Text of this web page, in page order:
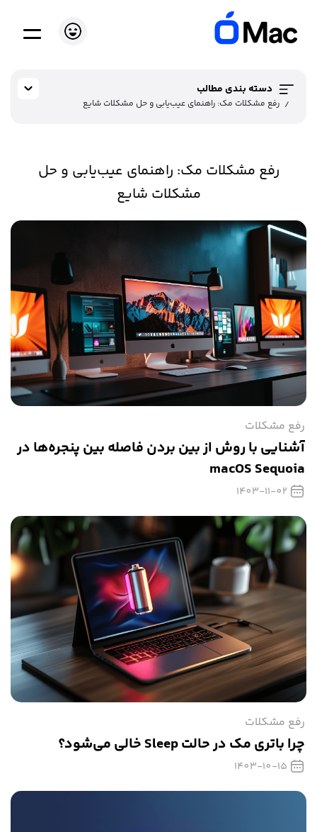
دسته بندی مطالب
رفع مشکلات مک: راهنمای عیب‌یابی و حل مشکلات شایع
رفع مشکلات مک: راهنمای عیب‌یابی و حل
مشکلات شایع
رفع مشکلات
آشنایی با روش از بین بردن فاصله بین پنجره‌ها در
macOS Sequoia
1403-11-02
رفع مشکلات
چرا باتری مک در حالت Sleep خالی می‌شود؟
1403-10-15